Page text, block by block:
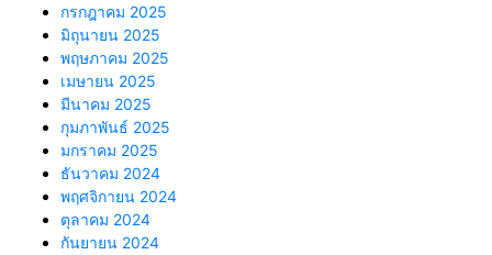
กรกฎาคม 2025
มิถุนายน 2025
พฤษภาคม 2025
เมษายน 2025
มีนาคม 2025
กุมภาพันธ์ 2025
มกราคม 2025
ธันวาคม 2024
พฤศจิกายน 2024
ตุลาคม 2024
กันยายน 2024